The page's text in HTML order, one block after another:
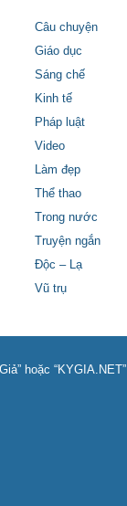
Câu chuyện
Giáo dục
Sáng chế
Kinh tế
Pháp luật
Video
Làm đẹp
Thể thao
Trong nước
Truyện ngắn
Độc – Lạ
Vũ trụ
hoặc “KYGIA.NET”